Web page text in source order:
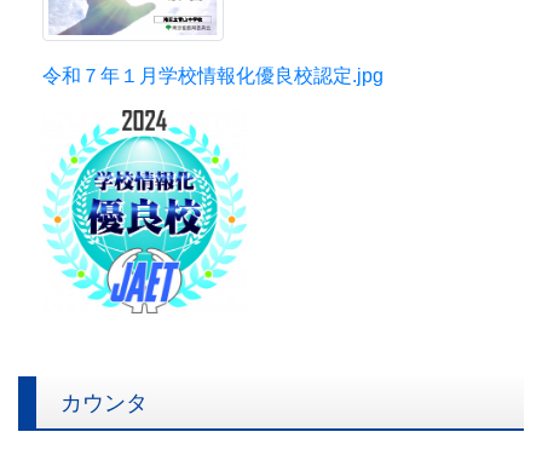
令和７年１月学校情報化優良校認定.jpg
カウンタ